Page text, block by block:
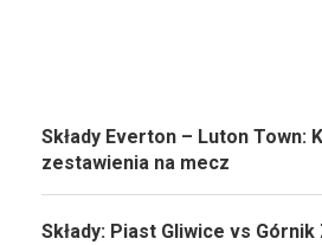
Składy Everton – Luton Town:
zestawienia na mecz
Składy: Piast Gliwice vs